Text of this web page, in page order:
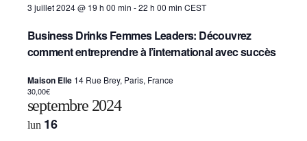
3 juillet 2024 @ 19 h 00 min -22 h 00 min CEST
Business Drinks Femmes Leaders: Découvrez
comment entreprendre à l’international avec succès
Maison Elle 14 Rue Brey, Paris, France
30,00€
septembre 2024
lun 16